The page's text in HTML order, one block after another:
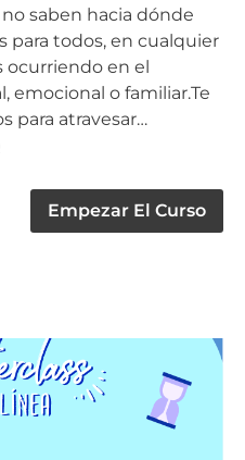
saben hacia dónde
para todos, en cualquier
ocurriendo en el
emocional o familiar.Te
para atravesar…
Empezar El Curso